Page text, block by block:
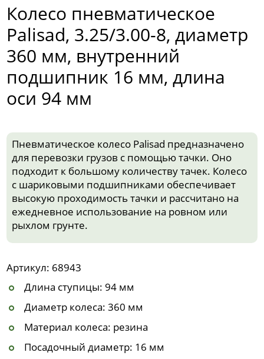
Колесо пневматическое
Palisad, 3.25/3.00-8, диаметр
360 мм, внутренний
подшипник 16 мм, длина
оси 94 мм
Пневматическое колесо Palisad предназначено
для перевозки грузов с помощью тачки. Оно
подходит к большому количеству тачек. Колесо
с шариковыми подшипниками обеспечивает
высокую проходимость тачки и рассчитано на
ежедневное использование на ровном или
рыхлом грунте.
Артикул: 68943
Длина ступицы: 94 мм
Диаметр колеса: 360 мм
Материал колеса: резина
Посадочный диаметр: 16 мм